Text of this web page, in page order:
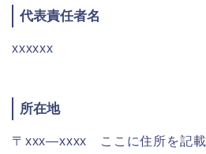
代表責任者名
xxxxxx
所在地
〒xxx―xxxx ここに住所を記載